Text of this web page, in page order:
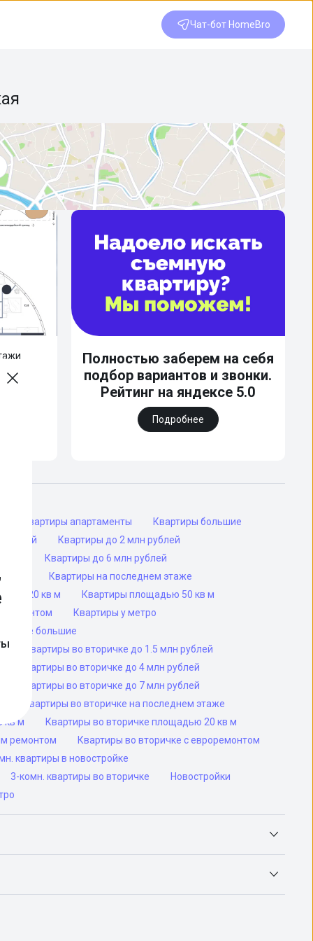
Чат-бот HomeBro
Полностью заберем на себя
подбор вариантов и звонки.
Рейтинг на яндексе 5.0
Подробнее
Квартиры апартаменты
Квартиры большие
рублей
Квартиры до 2 млн рублей
Квартиры до 6 млн рублей
Квартиры на последнем этаже
20 кв м
Квартиры площадью 50 кв м
ремонтом
Квартиры у метро
большие
Квартиры во вторичке до 1.5 млн рублей
Квартиры во вторичке до 4 млн рублей
Квартиры во вторичке до 7 млн рублей
Квартиры во вторичке на последнем этаже
кв м
Квартиры во вторичке площадью 20 кв м
ремонтом
Квартиры во вторичке с евроремонтом
квартиры в новостройке
3-комн. квартиры во вторичке
Новостройки